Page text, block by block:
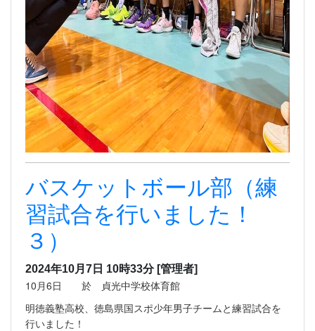
バスケットボール部（練
習試合を行いました！
３）
2024年10月7日 10時33分 [管理者]
10月6日 於 貞光中学校体育館
明徳義塾高校、徳島県国スポ少年男子チームと練習試合を
行いました！